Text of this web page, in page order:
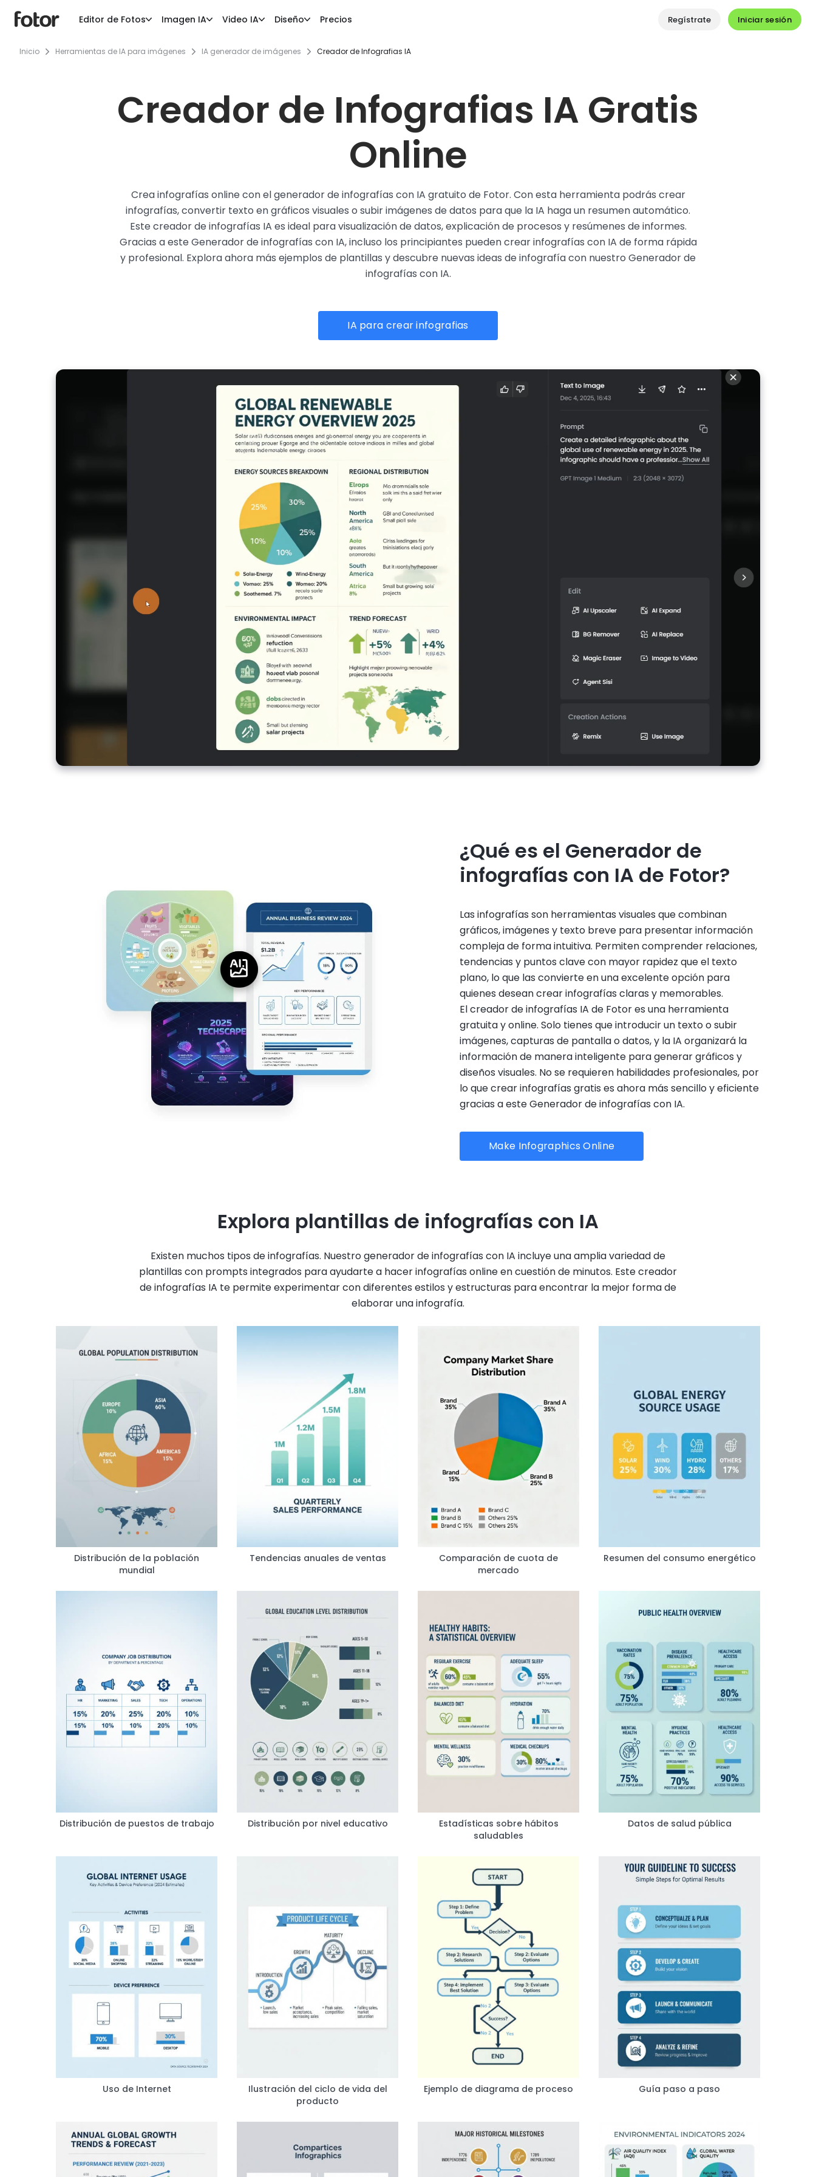
Editor de Fotos Imagen IA Video IA Diseño Precios Regístrate Iniciar sesión
Inicio Herramientas de IA para imágenes IA generador de imágenes Creador de Infografias IA
Creador de Infografias IA Gratis
Online
Crea infografías online con el generador de infografías con IA gratuito de Fotor. Con esta herramienta podrás crear
infografías, convertir texto en gráficos visuales o subir imágenes de datos para que la IA haga un resumen automático.
Este creador de infografías IA es ideal para visualización de datos, explicación de procesos y resúmenes de informes.
Gracias a este Generador de infografías con IA, incluso los principiantes pueden crear infografías con IA de forma rápida
y profesional. Explora ahora más ejemplos de plantillas y descubre nuevas ideas de infografía con nuestro Generador de
infografías con IA.
IA para crear infografias
¿Qué es el Generador de
infografías con IA de Fotor?
Las infografías son herramientas visuales que combinan
gráficos, imágenes y texto breve para presentar información
compleja de forma intuitiva. Permiten comprender relaciones,
tendencias y puntos clave con mayor rapidez que el texto
plano, lo que las convierte en una excelente opción para
quienes desean crear infografías claras y memorables.
El creador de infografías IA de Fotor es una herramienta
gratuita y online. Solo tienes que introducir un texto o subir
imágenes, capturas de pantalla o datos, y la IA organizará la
información de manera inteligente para generar gráficos y
diseños visuales. No se requieren habilidades profesionales, por
lo que crear infografías gratis es ahora más sencillo y eficiente
gracias a este Generador de infografías con IA.
Make Infographics Online
Explora plantillas de infografías con IA
Existen muchos tipos de infografías. Nuestro generador de infografías con IA incluye una amplia variedad de
plantillas con prompts integrados para ayudarte a hacer infografías online en cuestión de minutos. Este creador
de infografías IA te permite experimentar con diferentes estilos y estructuras para encontrar la mejor forma de
elaborar una infografía.
Distribución de la población
mundial
Tendencias anuales de ventas
Comparación de cuota de
mercado
Resumen del consumo energético
Distribución de puestos de trabajo Distribución por nivel educativo
Estadísticas sobre hábitos
saludables
Datos de salud pública
Uso de Internet
Ilustración del ciclo de vida del
producto
Ejemplo de diagrama de proceso Guía paso a paso